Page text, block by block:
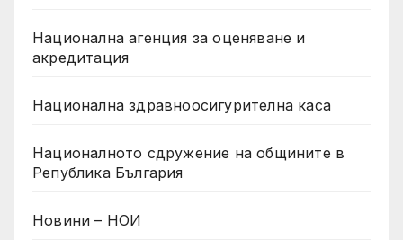
Национална агенция за оценяване и
акредитация
Национална здравноосигурителна каса
Националното сдружение на общините в
Република България
Новини – НОИ